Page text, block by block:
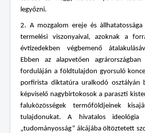
legyőzni.
2. A mozgalom ereje és
termelési viszonyaival, azoknak a
évtizedekben végbemenő
Ebben az alapvetően agrárországban
forduláján a földtulajdon gyorsuló
porfirista diktatúra uralkodó osztályán
képviselő nagybirtokosok a paraszti
faluközösségek termőföldjeinek
tulajdonukat. A hivatalos
„tudományosság” álcájába öltöztetett